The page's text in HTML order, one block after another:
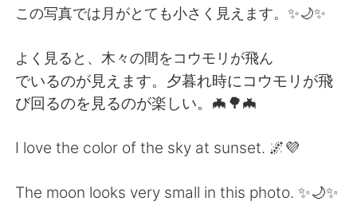
English 简体中文
Español العربية
Français Deutsch
日本語 한국어
この写真では月がとても小さく見えます。✨🌙✨
よく見ると、木々の間をコウモリが飛ん
でいるのが見えます。夕暮れ時にコウモリが飛
び回るのを見るのが楽しい。🦇🌳🦇
I love the color of the sky at sunset. 🌌💜
The moon looks very small in this photo. ✨🌙✨